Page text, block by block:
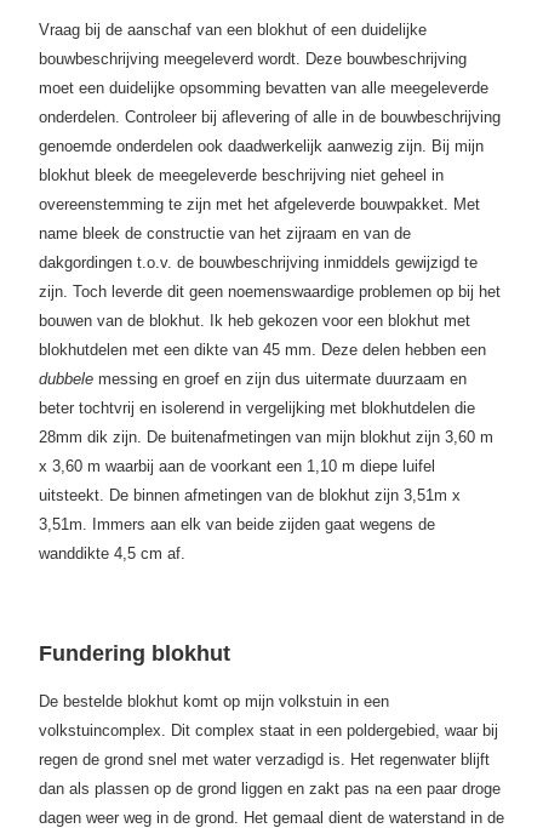
Vraag bij de aanschaf van een blokhut of een duidelijke
bouwbeschrijving meegeleverd wordt. Deze bouwbeschrijving
moet een duidelijke opsomming bevatten van alle meegeleverde
onderdelen. Controleer bij aflevering of alle in de bouwbeschrijving
genoemde onderdelen ook daadwerkelijk aanwezig zijn. Bij mijn
blokhut bleek de meegeleverde beschrijving niet geheel in
overeenstemming te zijn met het afgeleverde bouwpakket. Met
name bleek de constructie van het zijraam en van de
dakgordingen t.o.v. de bouwbeschrijving inmiddels gewijzigd te
zijn. Toch leverde dit geen noemenswaardige problemen op bij het
bouwen van de blokhut. Ik heb gekozen voor een blokhut met
blokhutdelen met een dikte van 45 mm. Deze delen hebben een
dubbele messing en groef en zijn dus uitermate duurzaam en
beter tochtvrij en isolerend in vergelijking met blokhutdelen die
28mm dik zijn. De buitenafmetingen van mijn blokhut zijn 3,60 m
x 3,60 m waarbij aan de voorkant een 1,10 m diepe luifel
uitsteekt. De binnen afmetingen van de blokhut zijn 3,51m x
3,51m. Immers aan elk van beide zijden gaat wegens de
wanddikte 4,5 cm af.
Fundering blokhut
De bestelde blokhut komt op mijn volkstuin in een
volkstuincomplex. Dit complex staat in een poldergebied, waar bij
regen de grond snel met water verzadigd is. Het regenwater blijft
dan als plassen op de grond liggen en zakt pas na een paar droge
dagen weer weg in de grond. Het gemaal dient de waterstand in de